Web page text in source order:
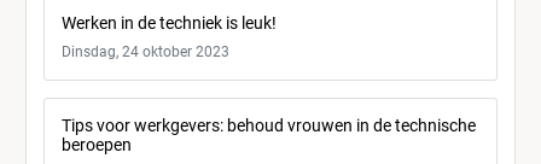
Werken in de techniek is leuk!
Dinsdag, 24 oktober 2023
Tips voor werkgevers: behoud vrouwen in de technische
beroepen